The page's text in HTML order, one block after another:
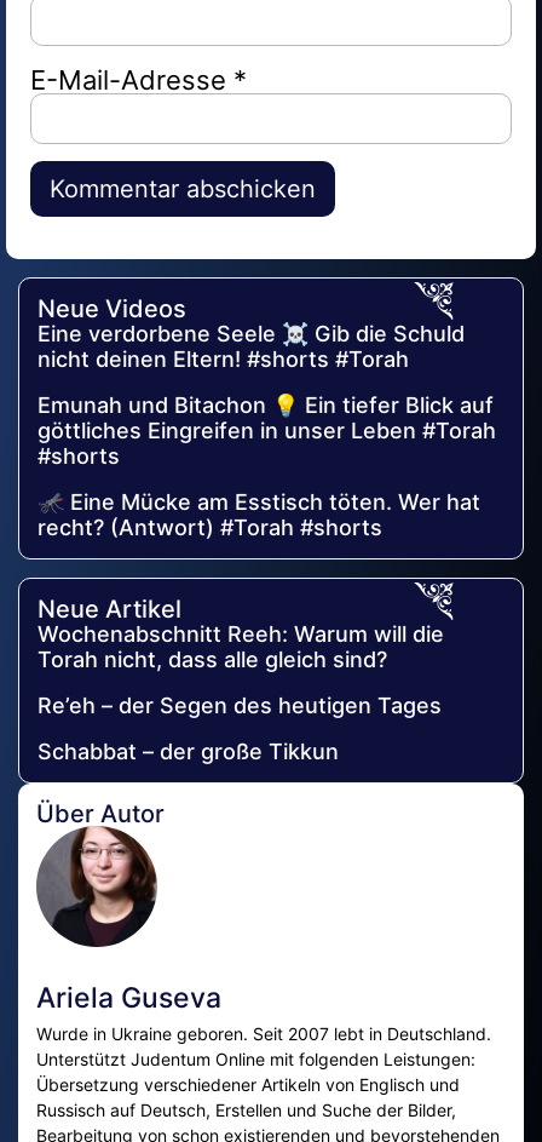
E-Mail-Adresse *
Neue Videos
Eine verdorbene Seele ☠️ Gib die Schuld
nicht deinen Eltern! #shorts #Torah
Emunah und Bitachon 💡 Ein tiefer Blick auf
göttliches Eingreifen in unser Leben #Torah
#shorts
🦟 Eine Mücke am Esstisch töten. Wer hat
recht? (Antwort) #Torah #shorts
Neue Artikel
Wochenabschnitt Reeh: Warum will die
Torah nicht, dass alle gleich sind?
Re’eh – der Segen des heutigen Tages
Schabbat – der große Tikkun
Über Autor
Ariela Guseva
Wurde in Ukraine geboren. Seit 2007 lebt in Deutschland.
Unterstützt Judentum Online mit folgenden Leistungen:
Übersetzung verschiedener Artikeln von Englisch und
Russisch auf Deutsch, Erstellen und Suche der Bilder,
Bearbeitung von schon existierenden und bevorstehenden